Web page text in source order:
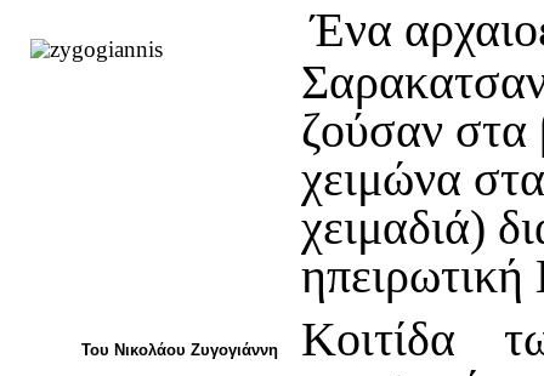
Του Νικολάου Ζυγογιάννη
Ένα
ζούσαν στα
χειμώνα
χειμαδιά)
Κοιτίδα